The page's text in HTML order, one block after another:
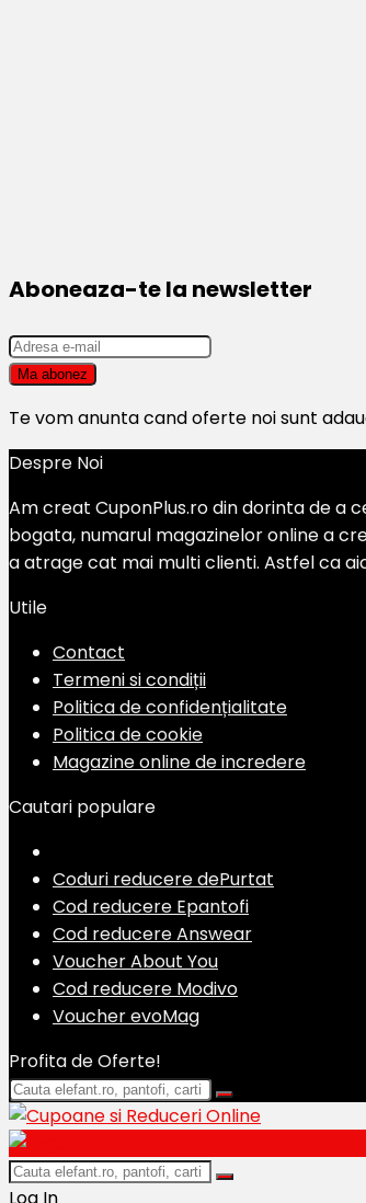
Aboneaza-te la newsletter
Te vom anunta cand oferte noi sunt
Despre Noi
Am creat CuponPlus.ro din dorinta de a
bogata, numarul magazinelor online a
a atrage cat mai multi clienti. Astfel ca
Utile
Contact
Termeni si condiții
Politica de confidențialitate
Politica de cookie
Magazine online de incredere
Cautari populare
Coduri reducere dePurtat
Cod reducere Epantofi
Cod reducere Answear
Voucher About You
Cod reducere Modivo
Voucher evoMag
Profita de Oferte!
Log In